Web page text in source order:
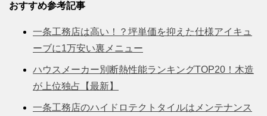
おすすめ参考記事
一条工務店は高い！？坪単価を抑えた仕様アイキュ
ーブに1万安い裏メニュー
ハウスメーカー別断熱性能ランキングTOP20！木造
が上位独占【最新】
一条工務店のハイドロテクトタイルはメンテナンス